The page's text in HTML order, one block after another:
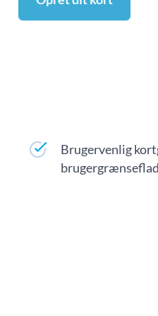
Brugervenlig